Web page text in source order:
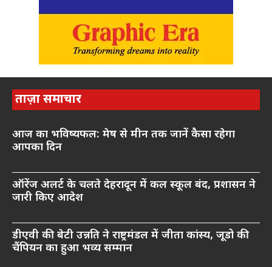
ताज़ा समाचार
आज का भविष्यफल: मेष से मीन तक जानें कैसा रहेगा
आपका दिन
ऑरेंज अलर्ट के चलते देहरादून में कल स्कूल बंद, प्रशासन ने
जारी किए आदेश
डीएवी की बेटी उन्नति ने राष्ट्रमंडल में जीता कांस्य, जूडो की
चैंपियन का हुआ भव्य सम्मान